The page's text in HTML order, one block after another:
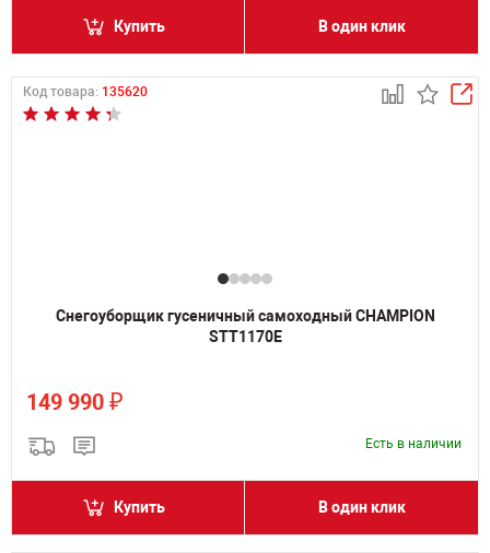
Купить В один клик
Код товара: 135620
Снегоуборщик гусеничный самоходный CHAMPION
STT1170E
149 990 ₽
Есть в наличии
Купить В один клик